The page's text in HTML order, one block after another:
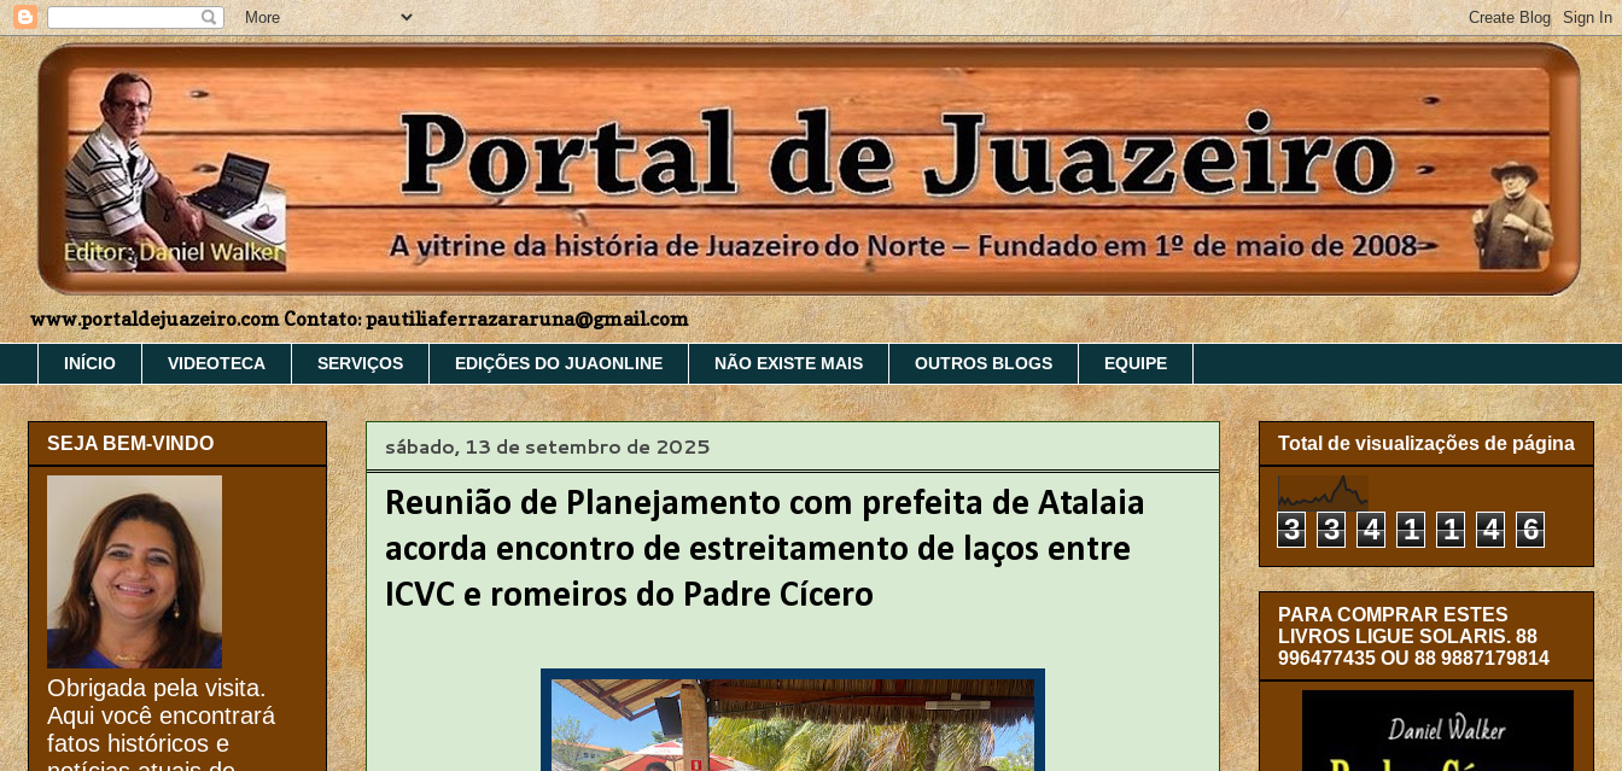
www.portaldejuazeiro.com Contato: pautiliaferrazararuna@gmail.com
INÍCIO VIDEOTECA SERVIÇOS EDIÇÕES DO JUAONLINE NÃO EXISTE MAIS OUTROS BLOGS EQUIPE
sábado, 13 de setembro de 2025
Reunião de Planejamento com prefeita de Atalaia
acorda encontro de estreitamento de laços entre
ICVC e romeiros do Padre Cícero
SEJA BEM-VINDO
Obrigada pela visita.
Aqui você encontrará
fatos históricos e
Total de visualizações de página
3 3 4 1 1 4 6
PARA COMPRAR ESTES
LIVROS LIGUE SOLARIS. 88
996477435 OU 88 9887179814